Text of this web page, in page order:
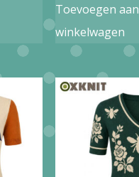
Toevoegen aan
winkelwagen